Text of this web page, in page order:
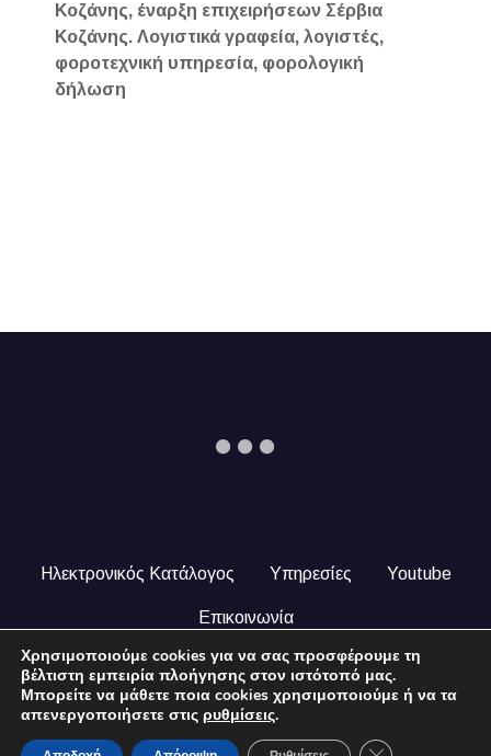
Κοζάνης, έναρξη επιχειρήσεων Σέρβια
Κοζάνης. Λογιστικά γραφεία, λογιστές,
φοροτεχνική υπηρεσία, φορολογική
δήλωση
Ηλεκτρονικός Κατάλογος Υπηρεσίες Youtube
Επικοινωνία
© 2024 COPYRIGHT ILEKTRONIKOSKATALOGOS.GR. ALL
RIGHTS RESERVED.
Χρησιμοποιούμε cookies για να σας προσφέρουμε τη
βέλτιστη εμπειρία πλοήγησης στον ιστότοπό μας.
Μπορείτε να μάθετε ποια cookies χρησιμοποιούμε ή να τα
απενεργοποιήσετε στις ρυθμίσεις.
Close GDPR